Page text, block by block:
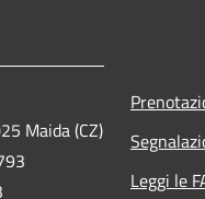
Maida (CZ)
Leggi le